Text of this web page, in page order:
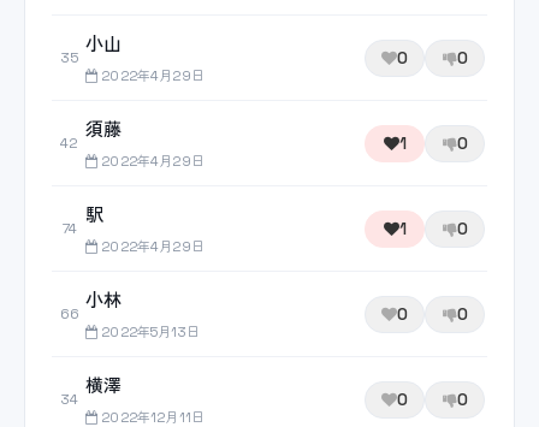
35
小山
2022年4月29日
0 0
42
須藤
2022年4月29日
1 0
74
駅
2022年4月29日
1 0
66
小林
2022年5月13日
0 0
34
横澤
2022年12月11日
0 0